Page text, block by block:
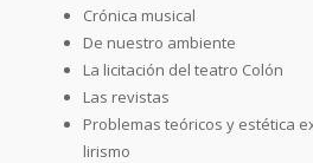
Crónica musical
De nuestro ambiente
La licitación del teatro Colón
Las revistas
Problemas teóricos y estética
lirismo